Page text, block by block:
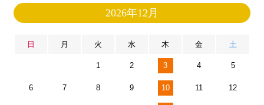
2026年12月
日 月 火 水 木 金 土
1 2 3 4 5
6 7 8 9 10 11 12